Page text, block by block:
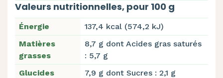
Valeurs nutritionnelles, pour 100 g
Énergie
137,4 kcal (574,2 kJ)
Matières
grasses
8,7 g dont Acides gras saturés
: 5,7 g
Glucides
7,9 g dont Sucres : 2,1 g